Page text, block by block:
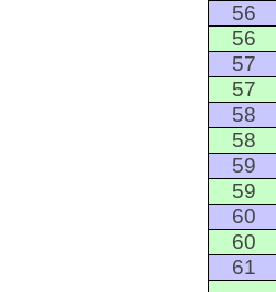
56
56
57
57
58
58
59
59
60
60
61